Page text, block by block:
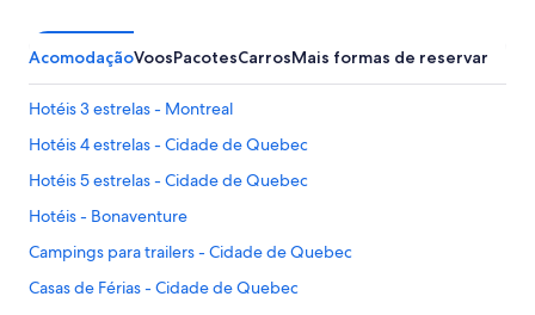
AcomodaçãoVoosPacotesCarrosMais formas de reservar
Hotéis 3 estrelas - Montreal
Hotéis 4 estrelas - Cidade de Quebec
Hotéis 5 estrelas - Cidade de Quebec
Hotéis - Bonaventure
Campings para trailers - Cidade de Quebec
Casas de Férias - Cidade de Quebec